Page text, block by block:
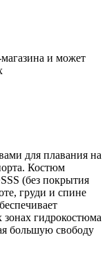
и может
для плавания на
Костюм
(без покрытия
груди и спине
зонах гидрокостюма
большую свободу